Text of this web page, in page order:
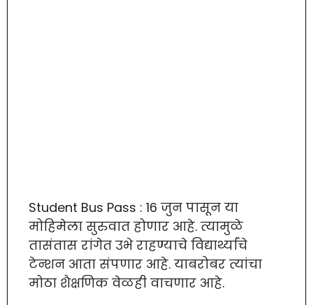
Student Bus Pass : 16 जुन पासून या
मोहिमेला सुरुवात होणार आहे. त्यामुळे
तासंतास रांगेत उभे राहण्याचे विद्यार्थ्यांचे
टेन्शन आता संपणार आहे. याबरोबर त्यांचा
मोठा शैक्षणिक वेळही वाचणार आहे.